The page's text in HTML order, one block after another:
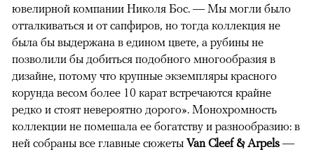
ювелирной компании Николя Бос. — Мы могли было
отталкиваться и от сапфиров, но тогда коллекция не
была бы выдержана в едином цвете, а рубины не
позволили бы добиться подобного многообразия в
дизайне, потому что крупные экземпляры красного
корунда весом более 10 карат встречаются крайне
редко и стоят невероятно дорого». Монохромность
коллекции не помешала ее богатству и разнообразию: в
ней собраны все главные сюжеты Van Cleef & Arpels —